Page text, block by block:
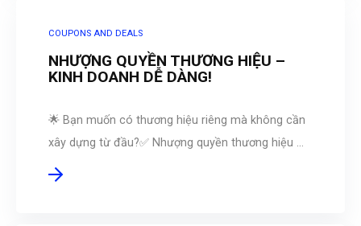
COUPONS AND DEALS
NHƯỢNG QUYỀN THƯƠNG HIỆU –
KINH DOANH DỄ DÀNG!
🌟 Bạn muốn có thương hiệu riêng mà không cần
xây dựng từ đầu?✅ Nhượng quyền thương hiệu ...